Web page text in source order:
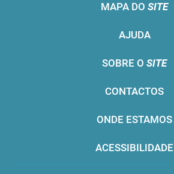
MAPA DO SITE
AJUDA
SOBRE O SITE
CONTACTOS
ONDE ESTAMOS
ACESSIBILIDADE